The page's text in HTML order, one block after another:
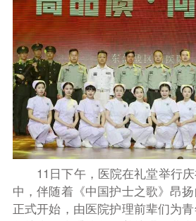
11日下午，医院在礼堂举行庆
中，伴随着《中国护士之歌》昂
正式开始，由医院护理前辈们为